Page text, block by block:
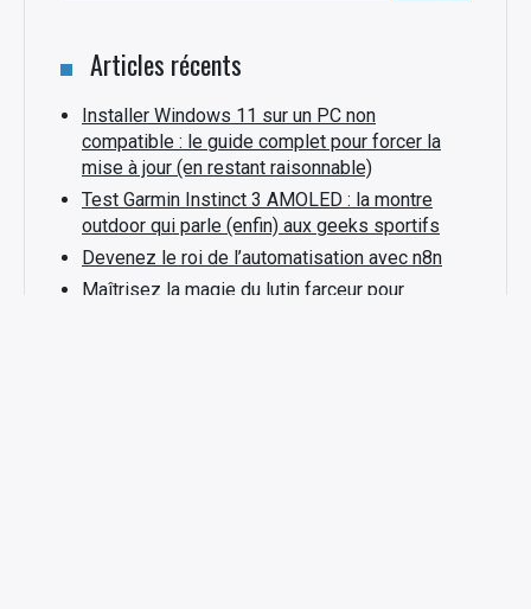
Articles récents
Installer Windows 11 sur un PC non
compatible : le guide complet pour forcer la
mise à jour (en restant raisonnable)
Test Garmin Instinct 3 AMOLED : la montre
outdoor qui parle (enfin) aux geeks sportifs
Devenez le roi de l’automatisation avec n8n
Maîtrisez la magie du lutin farceur pour